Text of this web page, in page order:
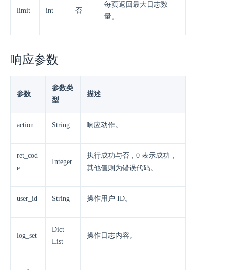
limit int 否
每页返回最大日志数
量。
响应参数
参数
参数类
型
描述
action String 响应动作。
ret_cod
e
Integer
执行成功与否，0 表示成功，
其他值则为错误代码。
user_id String 操作用户 ID。
log_set
Dict
List
操作日志内容。